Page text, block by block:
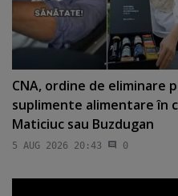
CNA, ordine de eliminare
suplimente alimentare în
Maticiuc sau Buzdugan
5 AUG 2026 20:43 0